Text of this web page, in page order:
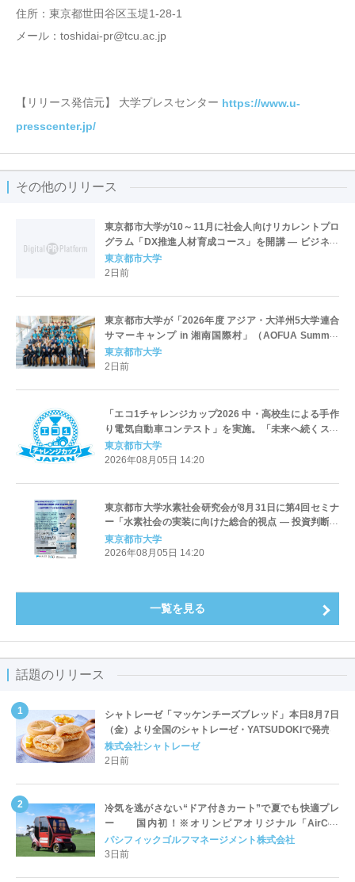
住所：東京都世田谷区玉堤1-28-1
メール：toshidai-pr@tcu.ac.jp
【リリース発信元】 大学プレスセンター https://www.u-
presscenter.jp/
その他のリリース
東京都市大学が10～11月に社会人向けリカレントプロ
グラム「DX推進人材育成コース」を開講 ― ビジネス
アーキテクトとしての思考と実践力を養う
東京都市大学
2日前
東京都市大学が「2026年度 アジア・大洋州5大学連合
サマーキャンプ in 湘南国際村」（AOFUA Summer
Camp in Japan 2026）を開催 ― 7カ国27名の学生が
参加し交流を深める
東京都市大学
2日前
「エコ1チャレンジカップ2026 中・高校生による手作
り電気自動車コンテスト」を実施。「未来へ続くスマ
ートドライブ」をテーマに、自動車技術会 関東支部、
東京都市大学、日産自動車が共催
東京都市大学
2026年08月05日 14:20
東京都市大学水素社会研究会が8月31日に第4回セミナ
ー「水素社会の実装に向けた総合的視点 ― 投資判断に
つながる技術実証と評価 ―」を開催
東京都市大学
2026年08月05日 14:20
一覧を見る
話題のリリース
シャトレーゼ「マッケンチーズブレッド」本日8月7日
（金）より全国のシャトレーゼ・YATSUDOKIで発売
株式会社シャトレーゼ
2日前
冷気を逃がさない“ドア付きカート”で夏でも快適プレ
ー 国内初！※オリンピアオリジナル「AirCon
Cart（エアコンカート）」導入 | ＰＧＭ
パシフィックゴルフマネージメント株式会社
3日前